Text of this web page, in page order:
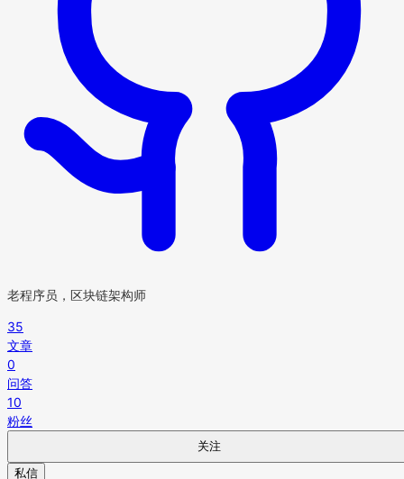
老程序员，区块链架构师
35
文章
0
问答
10
粉丝
关注
私信